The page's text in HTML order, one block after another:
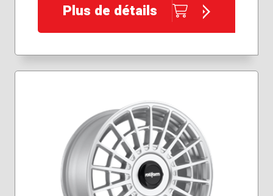
Plus de détails